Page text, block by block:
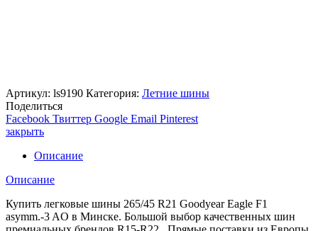
Артикул: ls9190 Категория: Летние шины
Поделиться
Facebook Твиттер Google Email Pinterest
закрыть
Описание
Описание
Купить легковые шины 265/45 R21 Goodyear Eagle F1
asymm.-3 AO в Минске. Большой выбор качественных шин